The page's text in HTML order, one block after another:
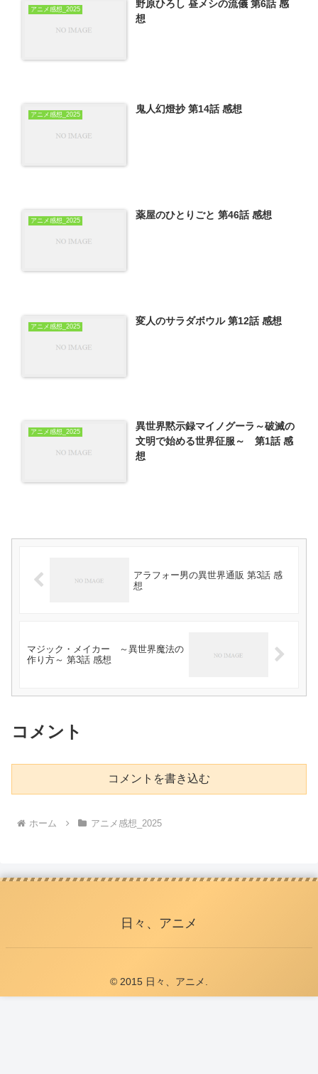
アニメ感想_2025
野原ひろし 昼メシの流儀 第6話 感
想
アニメ感想_2025 鬼人幻燈抄 第14話 感想
アニメ感想_2025 薬屋のひとりごと 第46話 感想
アニメ感想_2025 変人のサラダボウル 第12話 感想
アニメ感想_2025
異世界黙示録マイノグーラ～破滅の
文明で始める世界征服～ 第1話 感
想
アラフォー男の異世界通販 第3話 感
想
マジック・メイカー ～異世界魔法の
作り方～ 第3話 感想
コメント
コメントを書き込む
ホーム アニメ感想_2025
日々、アニメ
© 2015 日々、アニメ.